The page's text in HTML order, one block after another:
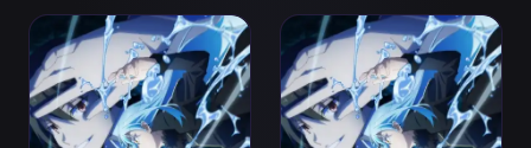
Ver Tensei shitara Slime Datta Ken 4th Season
Ver Tensei shitara Slime